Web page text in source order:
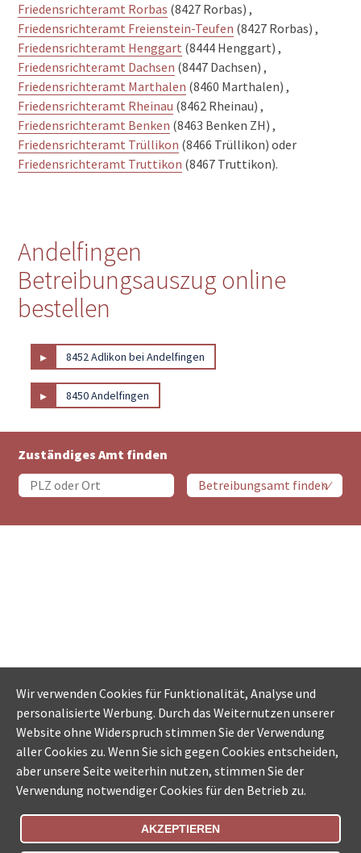
Friedensrichteramt Rorbas (8427 Rorbas) ,
Friedensrichteramt Freienstein-Teufen (8427 Rorbas) ,
Friedensrichteramt Henggart (8444 Henggart) ,
Friedensrichteramt Dachsen (8447 Dachsen) ,
Friedensrichteramt Marthalen (8460 Marthalen) ,
Friedensrichteramt Rheinau (8462 Rheinau) ,
Friedensrichteramt Benken (8463 Benken ZH) ,
Friedensrichteramt Trüllikon (8466 Trüllikon) oder
Friedensrichteramt Truttikon (8467 Truttikon).
Andelfingen
Betreibungsauszug online
bestellen
▸ 8452 Adlikon bei Andelfingen
▸ 8450 Andelfingen
Zuständiges Amt finden
Wir verwenden Cookies für Funktionalität, Analyse und
personalisierte Werbung. Durch das Weiternutzen unserer
Website ohne Widerspruch stimmen Sie der Verwendung
aller Cookies zu. Wenn Sie sich gegen Cookies entscheiden,
aber unsere Seite weiterhin nutzen, stimmen Sie der
Verwendung notwendiger Cookies für den Betrieb zu.
AKZEPTIEREN